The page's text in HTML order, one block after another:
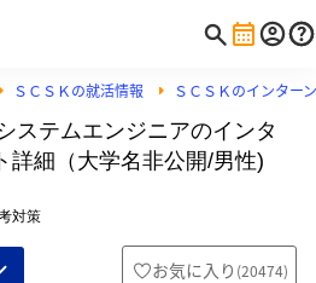
ＳＣＳＫの就活情報 ＳＣＳＫのインター
ステムエンジニアのインタ
詳細（大学名非公開/男性)
対策
お気に入り (20474)